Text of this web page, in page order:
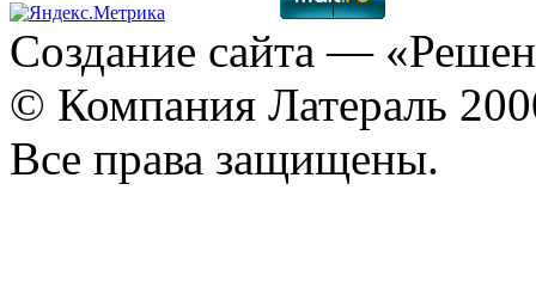
Создание сайта —
© Компания Латераль
Все права защищены.